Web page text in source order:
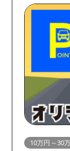
実写動画
縦型動画
展示会・
教育・研修
マニュアル
10万円～30